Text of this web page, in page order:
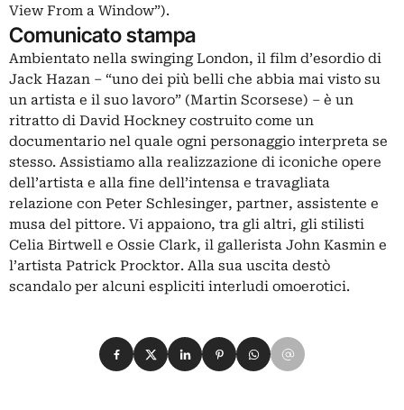
View From a Window”).
Comunicato stampa
Ambientato nella swinging London, il film d’esordio di
Jack Hazan – “uno dei più belli che abbia mai visto su
un artista e il suo lavoro” (Martin Scorsese) – è un
ritratto di David Hockney costruito come un
documentario nel quale ogni personaggio interpreta se
stesso. Assistiamo alla realizzazione di iconiche opere
dell’artista e alla fine dell’intensa e travagliata
relazione con Peter Schlesinger, partner, assistente e
musa del pittore. Vi appaiono, tra gli altri, gli stilisti
Celia Birtwell e Ossie Clark, il gallerista John Kasmin e
l’artista Patrick Procktor. Alla sua uscita destò
scandalo per alcuni espliciti interludi omoerotici.
Condividi su Facebook
Condividi su X
Condividi su LinkedIn
Condividi su Pinterest
Condividi su WhatsApp
Condividi su Email